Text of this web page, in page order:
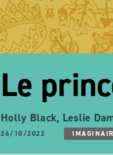
Le
Holly Black, Leslie
26/10/2022